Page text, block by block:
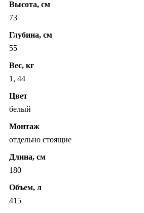
Высота, см
73
Глубина, см
55
Вес, кг
1, 44
Цвет
белый
Монтаж
отдельно стоящие
Длина, см
180
Объем, л
415